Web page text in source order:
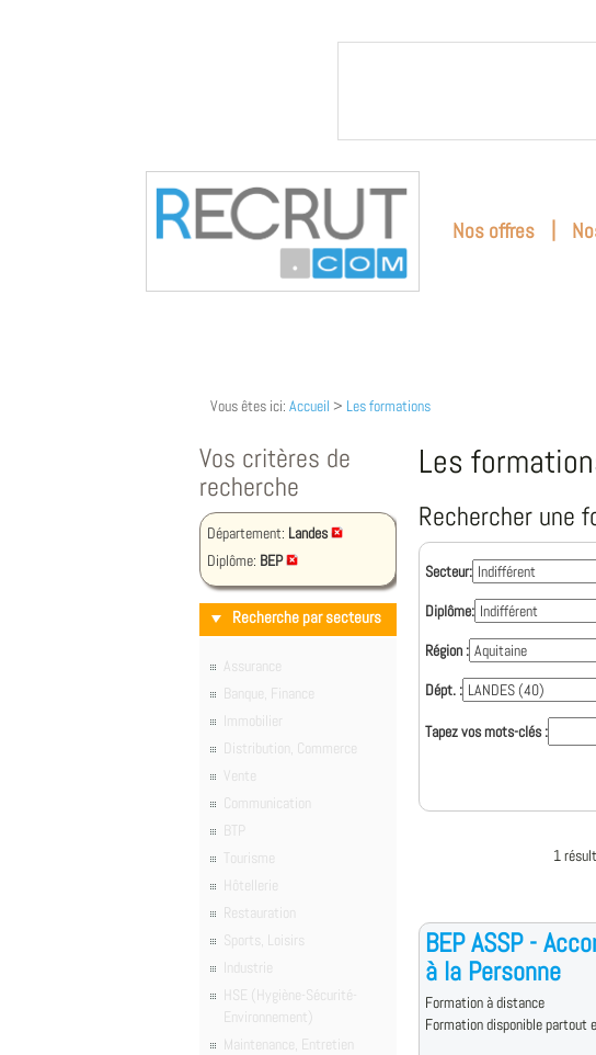
Nos offres |
Vous êtes ici: Accueil > Les formations
Vos critères de
recherche
Département: Landes
Diplôme: BEP
Recherche par secteurs
Assurance
Banque, Finance
Immobilier
Distribution, Commerce
Vente
Communication
BTP
Tourisme
Hôtellerie
Restauration
Sports, Loisirs
Industrie
HSE (Hygiène-Sécurité-
Environnement)
Maintenance, Entretien
Les
Rechercher une
Secteur:
Diplôme:
Région :
Dépt. :
Tapez vos mots-clés :
1
BEP ASSP -
à la Personne
Formation à distance
Formation disponible partout